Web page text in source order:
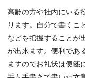
高齢の方や社内にいる
ります。自分で書くこ
などを把握することが
が出来ます。便利であ
ますのでお礼状は便箋